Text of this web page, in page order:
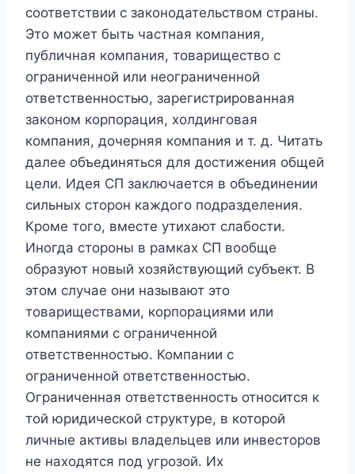
соответствии с законодательством страны.
Это может быть частная компания,
публичная компания, товарищество с
ограниченной или неограниченной
ответственностью, зарегистрированная
законом корпорация, холдинговая
компания, дочерняя компания и т. д. Читать
далее объединяться для достижения общей
цели. Идея СП заключается в объединении
сильных сторон каждого подразделения.
Кроме того, вместе утихают слабости.
Иногда стороны в рамках СП вообще
образуют новый хозяйствующий субъект. В
этом случае они называют это
товариществами, корпорациями или
компаниями с ограниченной
ответственностью. Компании с
ограниченной ответственностью.
Ограниченная ответственность относится к
той юридической структуре, в которой
личные активы владельцев или инвесторов
не находятся под угрозой. Их